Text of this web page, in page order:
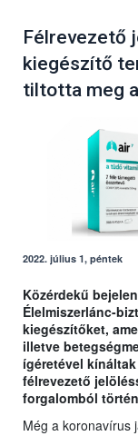
Félrevezető
kiegészítő
tiltotta meg
2022. július 1, péntek
Közérdekű
Élelmiszerlánc-
kiegészítőket,
illetve
ígéretével
félrevezető
forgalomból
Még a koronavírus